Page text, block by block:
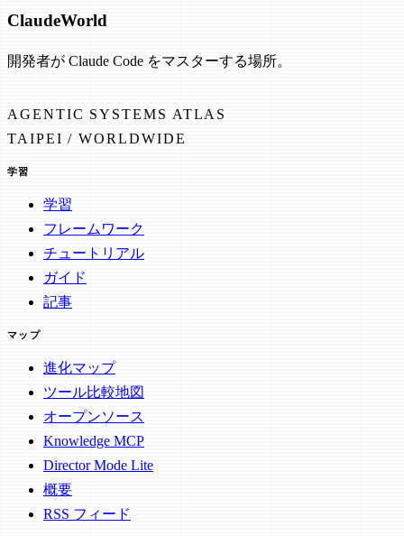
ClaudeWorld
開発者が Claude Code をマスターする場所。
AGENTIC SYSTEMS ATLAS
TAIPEI / WORLDWIDE
学習
学習
フレームワーク
チュートリアル
ガイド
記事
マップ
進化マップ
ツール比較地図
オープンソース
Knowledge MCP
Director Mode Lite
概要
RSS フィード